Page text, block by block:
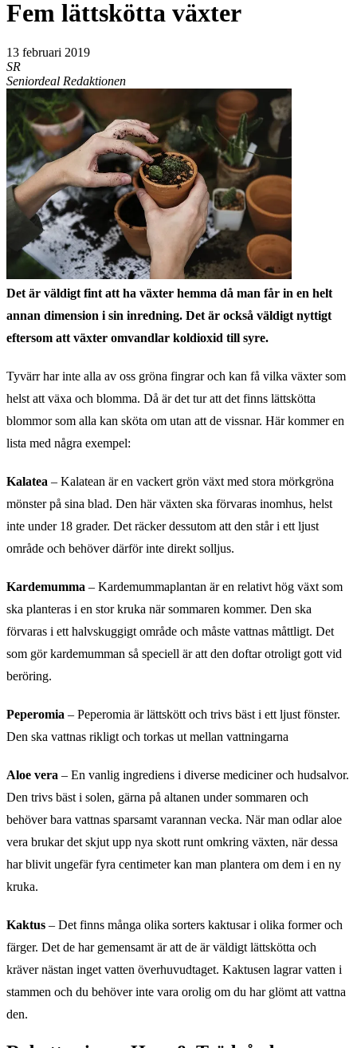
Fem lättskötta växter
13 februari 2019
SR
Seniordeal Redaktionen
Det är väldigt fint att ha växter hemma då man får in en helt
annan dimension i sin inredning. Det är också väldigt nyttigt
eftersom att växter omvandlar koldioxid till syre.
Tyvärr har inte alla av oss gröna fingrar och kan få vilka växter som
helst att växa och blomma. Då är det tur att det finns lättskötta
blommor som alla kan sköta om utan att de vissnar. Här kommer en
lista med några exempel:
Kalatea – Kalatean är en vackert grön växt med stora mörkgröna
mönster på sina blad. Den här växten ska förvaras inomhus, helst
inte under 18 grader. Det räcker dessutom att den står i ett ljust
område och behöver därför inte direkt solljus.
Kardemumma – Kardemummaplantan är en relativt hög växt som
ska planteras i en stor kruka när sommaren kommer. Den ska
förvaras i ett halvskuggigt område och måste vattnas måttligt. Det
som gör kardemumman så speciell är att den doftar otroligt gott vid
beröring.
Peperomia – Peperomia är lättskött och trivs bäst i ett ljust fönster.
Den ska vattnas rikligt och torkas ut mellan vattningarna
Aloe vera – En vanlig ingrediens i diverse mediciner och hudsalvor.
Den trivs bäst i solen, gärna på altanen under sommaren och
behöver bara vattnas sparsamt varannan vecka. När man odlar aloe
vera brukar det skjut upp nya skott runt omkring växten, när dessa
har blivit ungefär fyra centimeter kan man plantera om dem i en ny
kruka.
Kaktus – Det finns många olika sorters kaktusar i olika former och
färger. Det de har gemensamt är att de är väldigt lättskötta och
kräver nästan inget vatten överhuvudtaget. Kaktusen lagrar vatten i
stammen och du behöver inte vara orolig om du har glömt att vattna
den.